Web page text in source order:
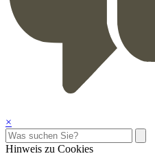
×
Hinweis zu Cookies